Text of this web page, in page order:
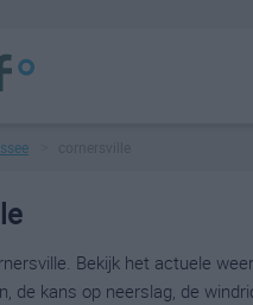
Bekijk het actuele
de kans op neerslag, de